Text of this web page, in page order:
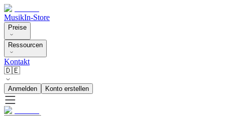
MusikIn-Store
Preise
Ressourcen
Kontakt
🇩🇪
Anmelden Konto erstellen